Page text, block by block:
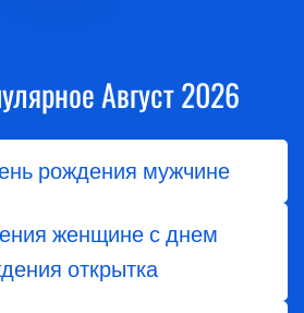
Август 2026
рождения мужчине
женщине с днем
открытка